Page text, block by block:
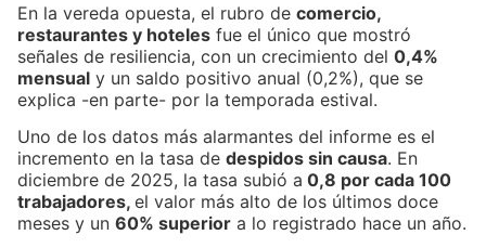
En la vereda opuesta, el rubro de comercio,
restaurantes y hoteles fue el único que mostró
señales de resiliencia, con un crecimiento del 0,4%
mensual y un saldo positivo anual (0,2%), que se
explica -en parte- por la temporada estival.
Uno de los datos más alarmantes del informe es el
incremento en la tasa de despidos sin causa. En
diciembre de 2025, la tasa subió a 0,8 por cada 100
trabajadores, el valor más alto de los últimos doce
meses y un 60% superior a lo registrado hace un año.